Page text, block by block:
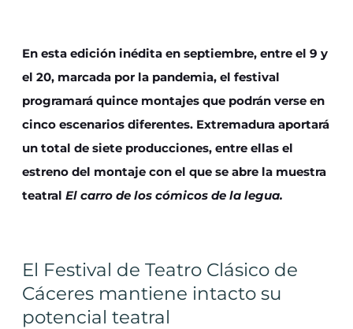
En esta edición inédita en septiembre, entre el 9 y
el 20, marcada por la pandemia, el festival
programará quince montajes que podrán verse en
cinco escenarios diferentes. Extremadura aportará
un total de siete producciones, entre ellas el
estreno del montaje con el que se abre la muestra
teatral El carro de los cómicos de la legua.
El Festival de Teatro Clásico de
Cáceres mantiene intacto su
potencial teatral